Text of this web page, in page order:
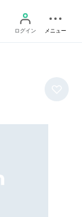
ログイン メニュー